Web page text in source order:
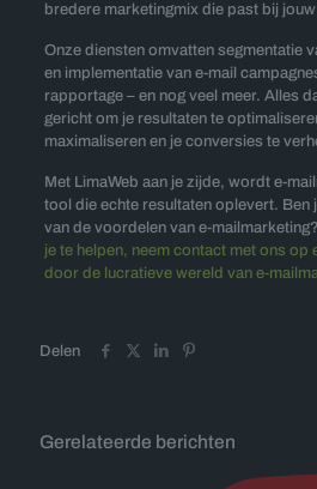
bredere marketingmix die past bij
Onze diensten omvatten segmentatie
en implementatie van e-mail
rapportage – en nog veel meer. Alles
gericht om je resultaten te
maximaliseren en je conversies te
Met LimaWeb aan je zijde, wordt e-
tool die echte resultaten oplevert. Ben
van de voordelen van e-mailmarketing?
je te helpen, neem contact met ons op
door de lucratieve wereld van e-
Delen
Gerelateerde berichten